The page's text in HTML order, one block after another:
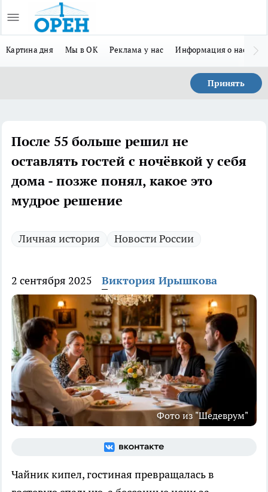
Картина дня Мы в ОК Реклама у нас Информация о нас
Принять
После 55 больше решил не
оставлять гостей с ночёвкой у себя
дома - позже понял, какое это
мудрое решение
Личная история Новости России
2 сентября 2025 Виктория Ирышкова
Фото из "Шедеврум"
Чайник кипел, гостиная превращалась в